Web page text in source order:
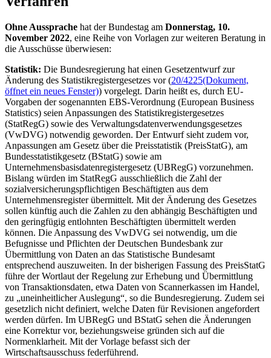
Ohne Aussprache hat der Bundestag am Donnerstag, 10.
November 2022, eine Reihe von Vorlagen zur weiteren Beratung in
die Ausschüsse überwiesen:
Statistik: Die Bundesregierung hat einen Gesetzentwurf zur
Änderung des Statistikregistergesetzes vor (20/4225(Dokument,
öffnet ein neues Fenster)) vorgelegt. Darin heißt es, durch EU-
Vorgaben der sogenannten EBS-Verordnung (European Business
Statistics) seien Anpassungen des Statistikregistergesetzes
(StatRegG) sowie des Verwaltungsdatenverwendungsgesetzes
(VwDVG) notwendig geworden. Der Entwurf sieht zudem vor,
Anpassungen am Gesetz über die Preisstatistik (PreisStatG), am
Bundesstatistikgesetz (BStatG) sowie am
Unternehmensbasisdatenregistergesetz (UBRegG) vorzunehmen.
Bislang würden im StatRegG ausschließlich die Zahl der
sozialversicherungspflichtigen Beschäftigten aus dem
Unternehmensregister übermittelt. Mit der Änderung des Gesetzes
sollen künftig auch die Zahlen zu den abhängig Beschäftigten und
den geringfügig entlohnten Beschäftigten übermittelt werden
können. Die Anpassung des VwDVG sei notwendig, um die
Befugnisse und Pflichten der Deutschen Bundesbank zur
Übermittlung von Daten an das Statistische Bundesamt
entsprechend auszuweiten. In der bisherigen Fassung des PreisStatG
führe der Wortlaut der Regelung zur Erhebung und Übermittlung
von Transaktionsdaten, etwa Daten von Scannerkassen im Handel,
zu „uneinheitlicher Auslegung“, so die Bundesregierung. Zudem sei
gesetzlich nicht definiert, welche Daten für Revisionen angefordert
werden dürfen. Im UBRegG und BStatG sehen die Änderungen
eine Korrektur vor, beziehungsweise gründen sich auf die
Normenklarheit. Mit der Vorlage befasst sich der
Wirtschaftsausschuss federführend.